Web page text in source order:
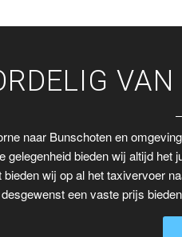
naar Bunschoten en
gelegenheid bieden wij altijd het
bieden wij op al het taxivervoer
een vaste prijs